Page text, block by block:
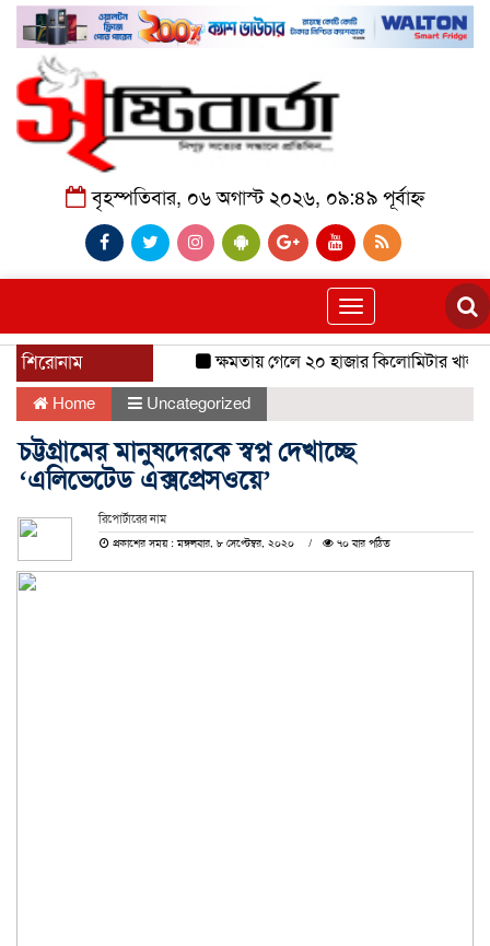
বৃহস্পতিবার, ০৬ অগাস্ট ২০২৬, ০৯:৪৯ পূর্বাহ্ন
Toggle
navigation
শিরোনাম ক্ষমতায় গেলে ২০ হাজার কিলোমিটার খাল
Home Uncategorized
চট্টগ্রামের মানুষদেরকে স্বপ্ন দেখাচ্ছে
‘এলিভেটেড এক্সপ্রেসওয়ে’
রিপোর্টারের নাম
প্রকাশের সময় : মঙ্গলবার, ৮ সেপ্টেম্বর, ২০২০
৭০ বার পঠিত